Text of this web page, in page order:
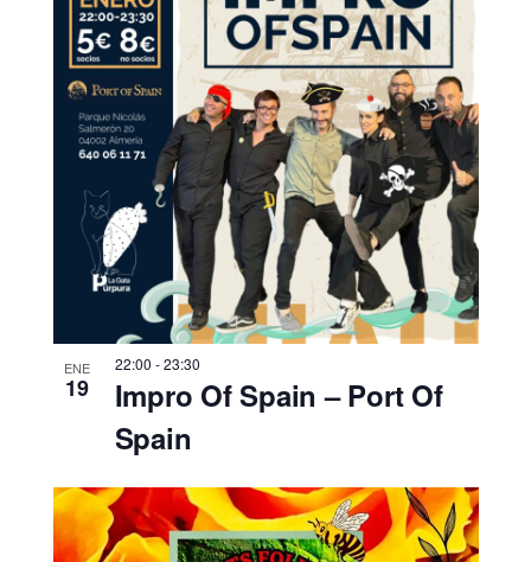
ENE
19
22:00 -23:30
Impro Of Spain – Port Of
Spain